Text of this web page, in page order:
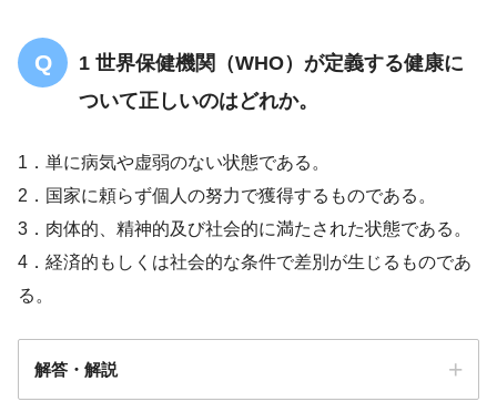
1 世界保健機関（WHO）が定義する健康に
ついて正しいのはどれか。
1．単に病気や虚弱のない状態である。
2．国家に頼らず個人の努力で獲得するものである。
3．肉体的、精神的及び社会的に満たされた状態である。
4．経済的もしくは社会的な条件で差別が生じるものであ
る。
解答・解説